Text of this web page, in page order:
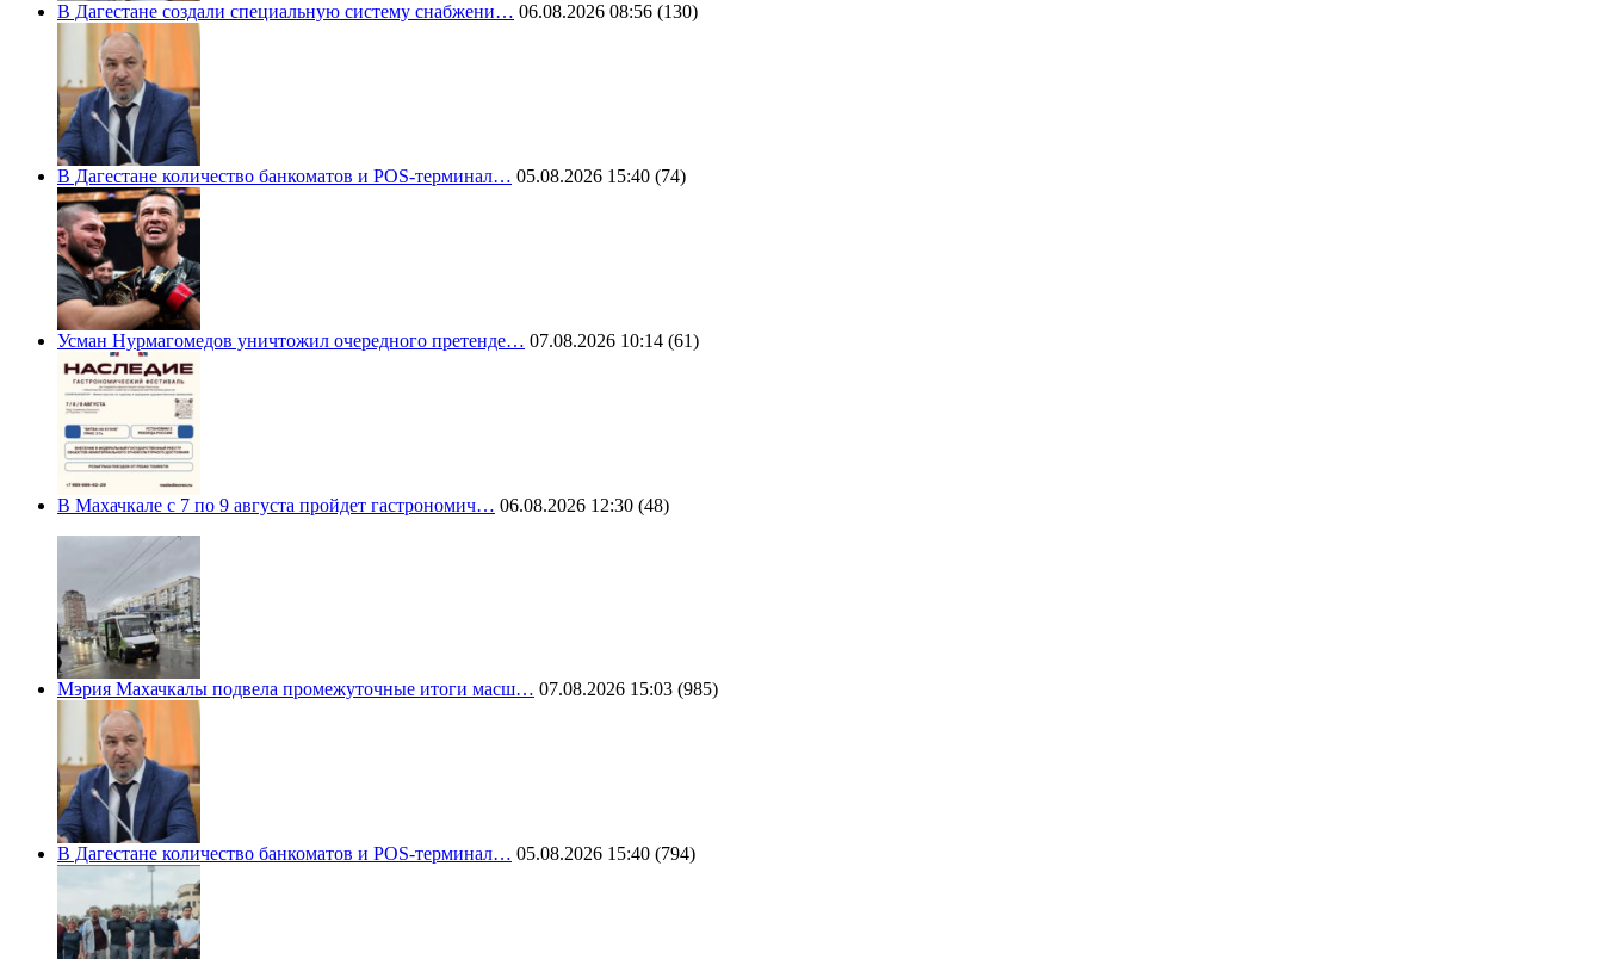
В Дагестане создали специальную систему снабжени… 06.08.2026 08:56 (130)
В Дагестане количество банкоматов и POS-терминал… 05.08.2026 15:40 (74)
Усман Нурмагомедов уничтожил очередного претенде… 07.08.2026 10:14 (61)
В Махачкале с 7 по 9 августа пройдет гастрономич… 06.08.2026 12:30 (48)
Мэрия Махачкалы подвела промежуточные итоги масш… 07.08.2026 15:03 (985)
В Дагестане количество банкоматов и POS-терминал… 05.08.2026 15:40 (794)